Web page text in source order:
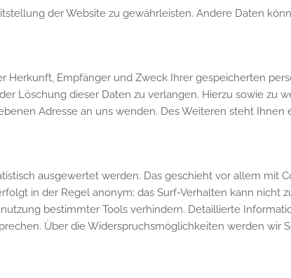
der Website zu gewährleisten. Andere Daten
Herkunft, Empfänger und Zweck Ihrer gespeicherten
Löschung dieser Daten zu verlangen. Hierzu sowie zu
Adresse an uns wenden. Des Weiteren steht
ausgewertet werden. Das geschieht vor allem mit
in der Regel anonym; das Surf-Verhalten kann nicht
bestimmter Tools verhindern. Detaillierte
Über die Widerspruchsmöglichkeiten werden wir